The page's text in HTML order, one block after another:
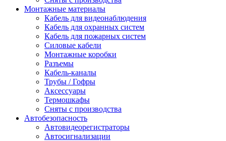
Монтажные материалы
Кабель для видеонаблюдения
Кабель для охранных систем
Кабель для пожарных систем
Силовые кабели
Монтажные коробки
Разъемы
Кабель-каналы
Трубы / Гофры
Аксессуары
Термошкафы
Сняты с производства
Автобезопасность
Автовидеорегистраторы
Автосигнализации